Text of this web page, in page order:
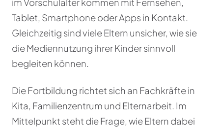
Tablet, Smartphone oder Apps in Kontakt.
Gleichzeitig sind viele Eltern unsicher, wie sie
die Mediennutzung ihrer Kinder sinnvoll
begleiten können.
Die Fortbildung richtet sich an Fachkräfte in
Kita, Familienzentrum und Elternarbeit. Im
Mittelpunkt steht die Frage, wie Eltern dabei